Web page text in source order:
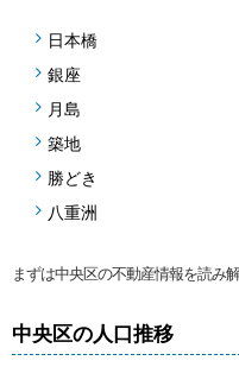
日本橋
銀座
月島
築地
勝どき
八重洲
まずは中央区の不動産情報を読み
中央区の人口推移